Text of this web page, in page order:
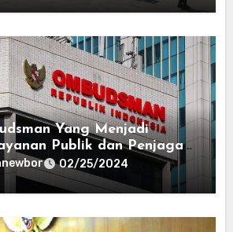
Yang Menjadi
Publik dan Penjaga
02/25/2024